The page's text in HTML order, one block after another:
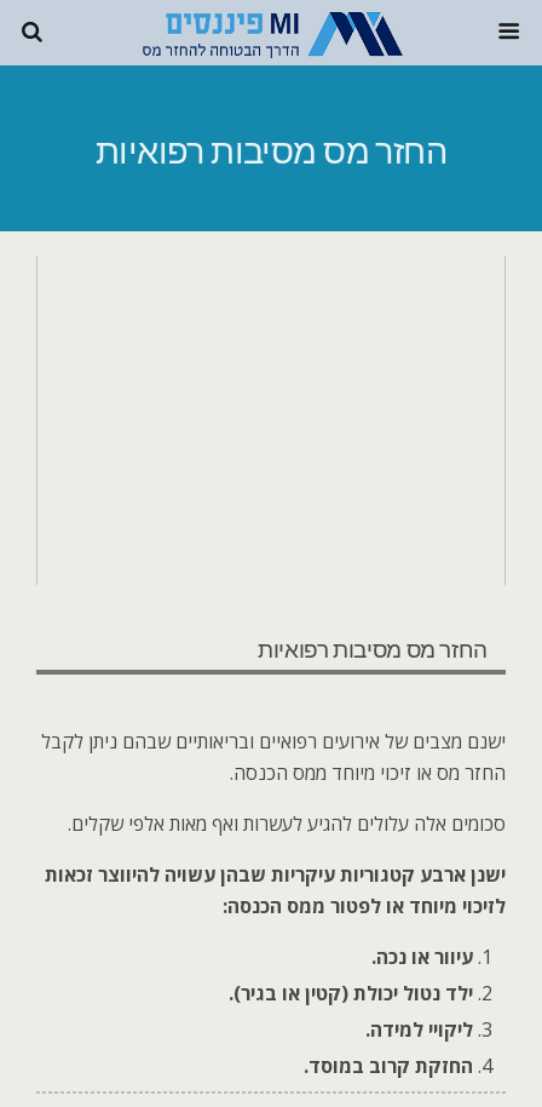
החזר מס מסיבות רפואיות
החזר מס מסיבות רפואיות
ישנם מצבים של אירועים רפואיים ובריאותיים שבהם ניתן לקבל
החזר מס או זיכוי מיוחד ממס הכנסה.
סכומים אלה עלולים להגיע לעשרות ואף מאות אלפי שקלים.
ישנן ארבע קטגוריות עיקריות שבהן עשויה להיווצר זכאות
לזיכוי מיוחד או לפטור ממס הכנסה:
עיוור או נכה.
ילד נטול יכולת (קטין או בגיר).
ליקויי למידה.
החזקת קרוב במוסד.